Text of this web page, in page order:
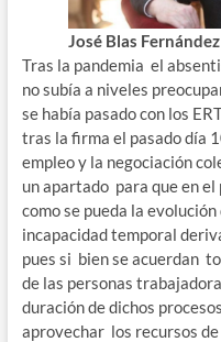
José Blas
Tras la pandemia el
no subía a niveles
se había pasado con los
tras la firma el pasado día
empleo y la negociación
un apartado para que en
como se pueda la
incapacidad temporal
pues si bien se acuerdan
de las personas
duración de dichos
aprovechar los recursos